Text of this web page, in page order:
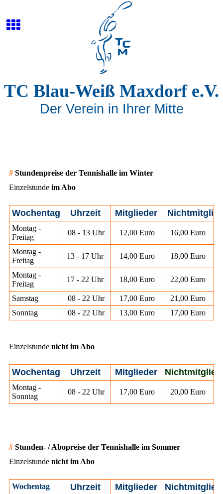
TC Blau-Weiß Maxdorf e.V.
Der Verein in Ihrer Mitte
#Stundenpreise der Tennishalle im Winter
Einzelstundeim Abo
Wochentag Uhrzeit Mitglieder
Montag -
Freitag
08 - 13 Uhr 12,00 Euro 16,00 Euro
Montag -
Freitag
13 - 17 Uhr 14,00 Euro 18,00 Euro
Montag -
Freitag
17 - 22 Uhr 18,00 Euro 22,00 Euro
Samstag 08 - 22 Uhr 17,00 Euro
21,00 Euro
Sonntag
08 - 22 Uhr 13,00 Euro 17,00 Euro
Einzelstunde nicht im Abo
Wochentag Uhrzeit Mitglieder
Montag -
Sonntag
08 - 22 Uhr 17,00 Euro 20,00 Euro
#Stunden- / Abopreise der Tennishalle im Sommer
Einzelstunde nicht im Abo
Wochentag Uhrzeit Mitglieder